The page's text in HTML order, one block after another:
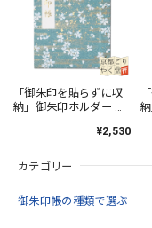
カテゴリー
御朱印帳の種類で選ぶ
御朱
2026/
初めて注文しまし
います。 日本伝統 西
虎デザイン豪華で美
すが 残念。黒地も最
います。 緑
「御朱印を貼らずに収
納」御朱印ホルダー 書
サイズ 寒桜に金霞(青
¥2,530